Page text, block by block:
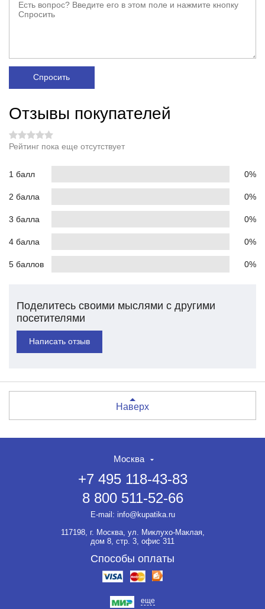
Спросить
Отзывы покупателей
Рейтинг пока еще отсутствует
1 балл 0%
2 балла 0%
3 балла 0%
4 балла 0%
5 баллов 0%
Поделитесь своими мыслями с другими
посетителями
Написать отзыв
Наверх
Москва
+7 495 118-43-83
8 800 511-52-66
E-mail: info@kupatika.ru
117198, г. Москва, ул. Миклухо-Маклая,
дом 8, стр. 3, офис 311
Способы оплаты
еще